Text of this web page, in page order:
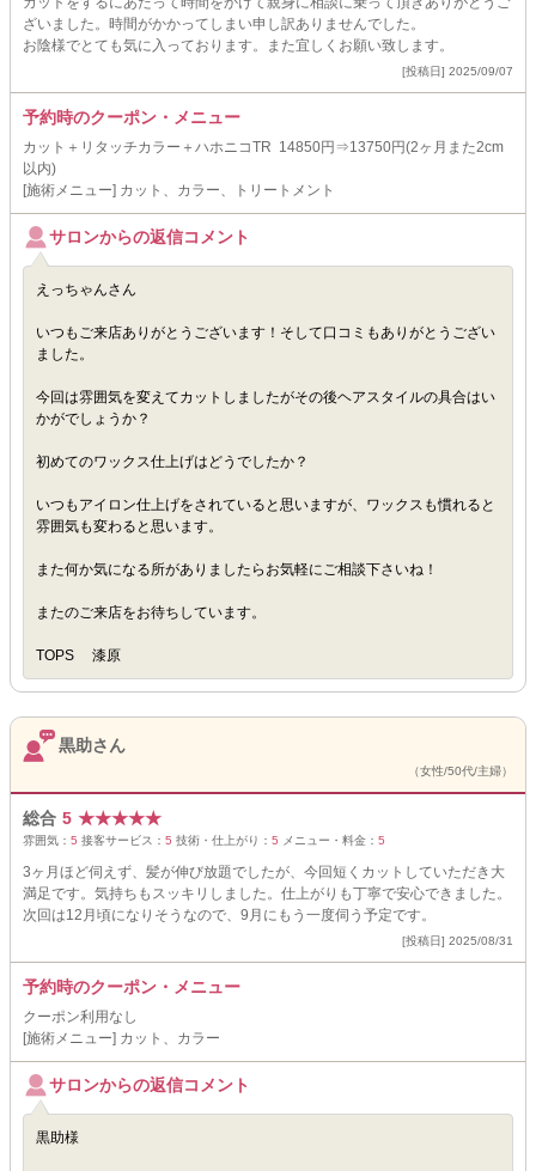
ざいました。時間がかかってしまい申し訳ありませんでした。
お陰様でとても気に入っております。また宜しくお願い致します。
[投稿日] 2025/09/07
予約時のクーポン・メニュー
カット＋リタッチカラー＋ハホニコTR 14850円⇒13750円(2ヶ月また2cm
以内)
[施術メニュー] カット、カラー、トリートメント
サロンからの返信コメント
えっちゃんさん
いつもご来店ありがとうございます！そして口コミもありがとうござい
ました。
今回は雰囲気を変えてカットしましたがその後ヘアスタイルの具合はい
かがでしょうか？
初めてのワックス仕上げはどうでしたか？
いつもアイロン仕上げをされていると思いますが、ワックスも慣れると
雰囲気も変わると思います。
また何か気になる所がありましたらお気軽にご相談下さいね！
またのご来店をお待ちしています。
TOPS 漆原
黒助さん
（女性/50代/主婦）
総合 5 ★★★★★
雰囲気： 5 接客サービス： 5 技術・仕上がり： 5 メニュー・料金： 5
3ヶ月ほど伺えず、髪が伸び放題でしたが、今回短くカットしていただき大
満足です。気持ちもスッキリしました。仕上がりも丁寧で安心できました。
次回は12月頃になりそうなので、9月にもう一度伺う予定です。
[投稿日] 2025/08/31
予約時のクーポン・メニュー
クーポン利用なし
[施術メニュー] カット、カラー
サロンからの返信コメント
黒助様